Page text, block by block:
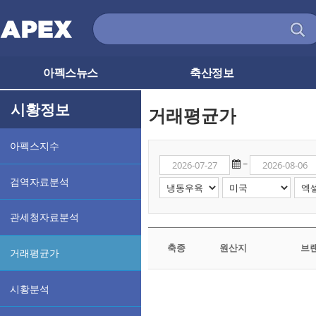
아펙스뉴스 축산정보
시황정보
아펙스지수
검역자료분석
관세청자료분석
거래평균가
시황분석
거래평균가
~
축종 원산지 브